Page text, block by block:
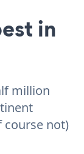
in
million
course not)